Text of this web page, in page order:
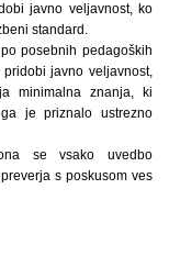
javno veljavnost, ko
standard.
posebnih pedagoških
javno veljavnost,
minimalna znanja, ki
je priznalo ustrezno
se vsako uvedbo
s poskusom ves